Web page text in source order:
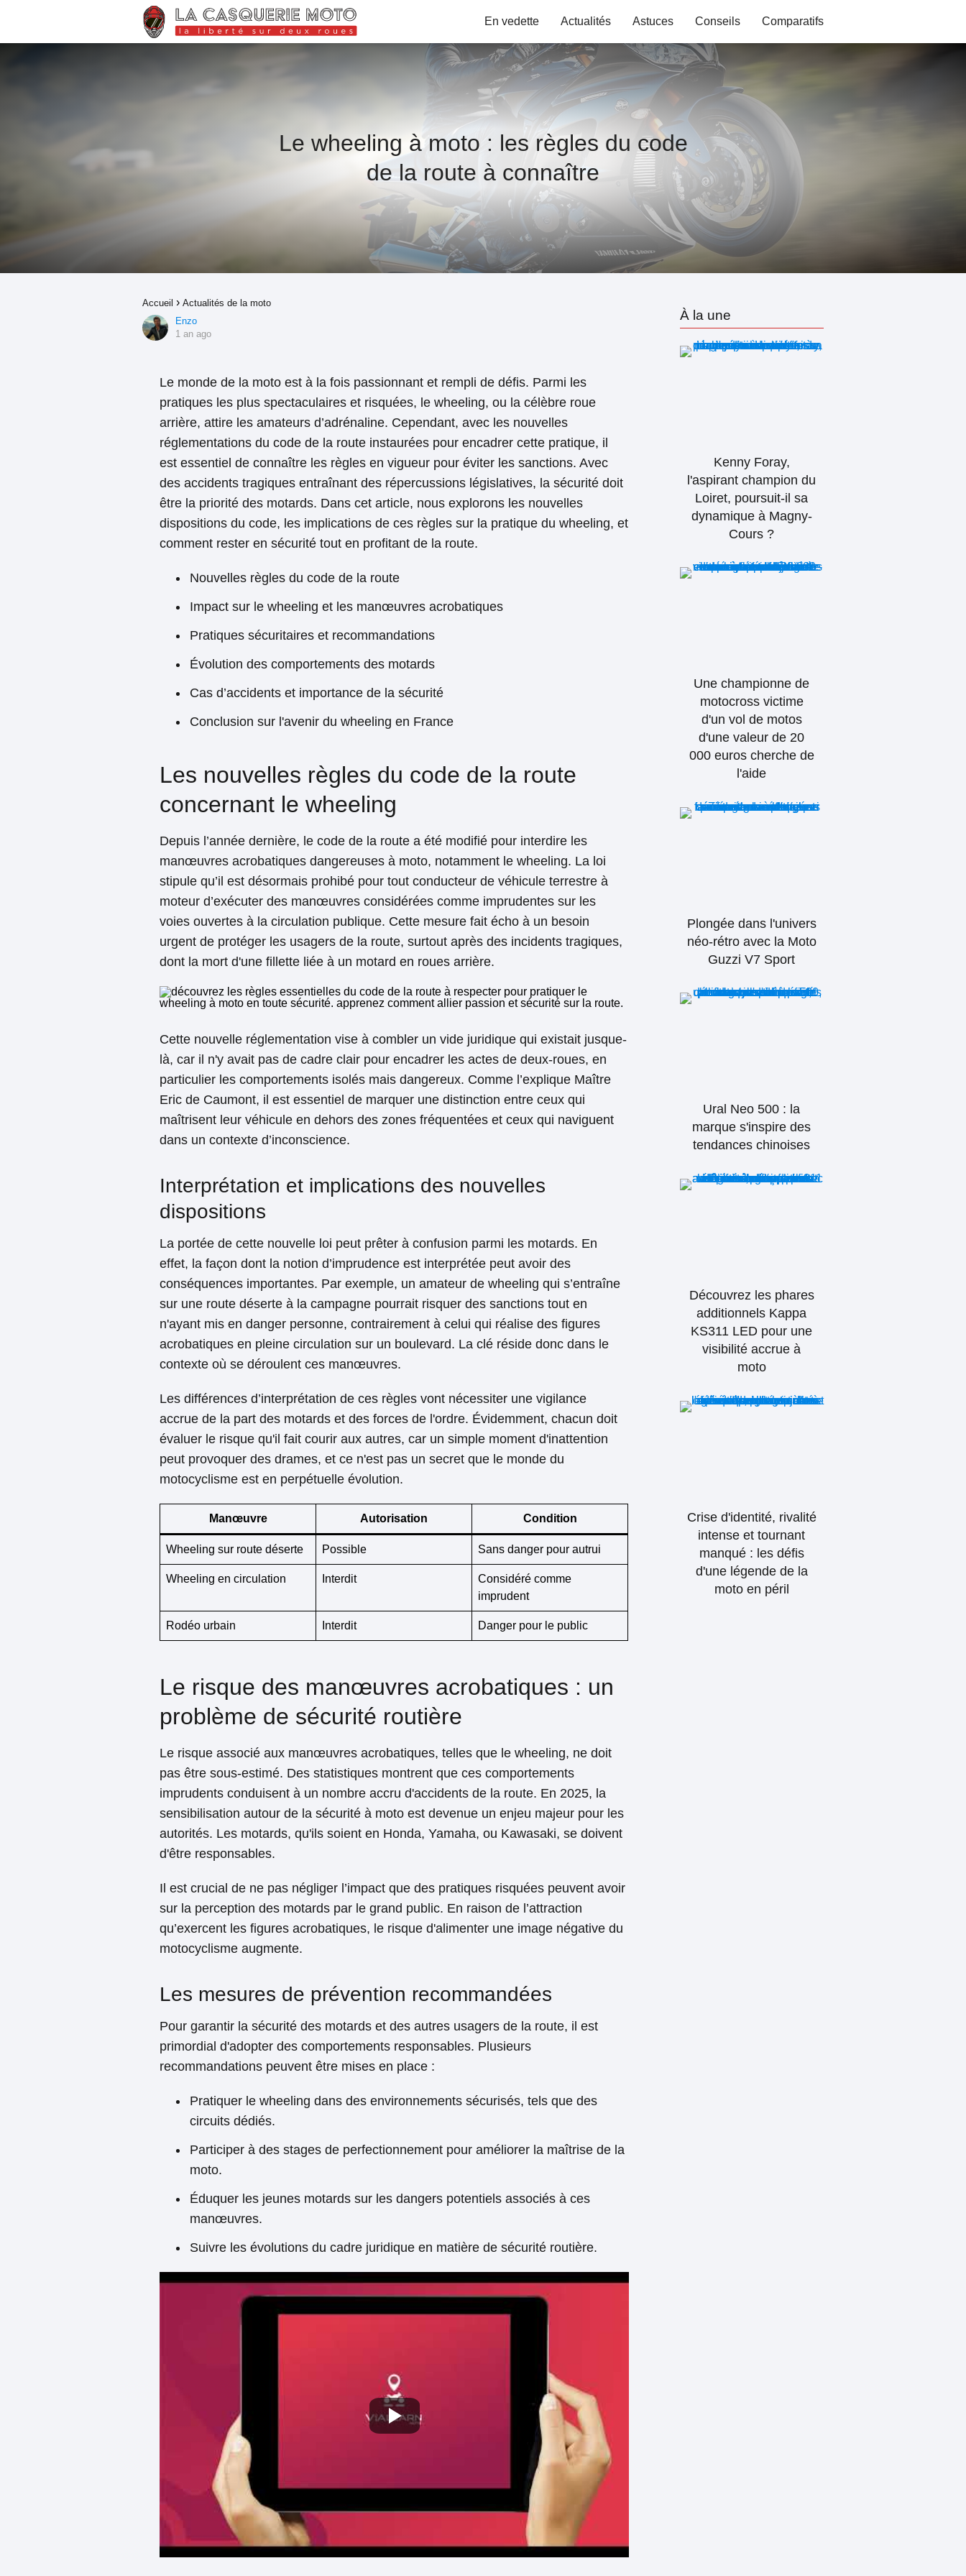
En vedette Actualités Astuces Conseils Comparatifs
Le wheeling à moto : les règles du code
de la route à connaître
Accueil
Actualités de la moto
Enzo
1 an ago
Le monde de la moto est à la fois passionnant et rempli de défis. Parmi les
pratiques les plus spectaculaires et risquées, le wheeling, ou la célèbre roue
arrière, attire les amateurs d’adrénaline. Cependant, avec les nouvelles
réglementations du code de la route instaurées pour encadrer cette pratique, il
est essentiel de connaître les règles en vigueur pour éviter les sanctions. Avec
des accidents tragiques entraînant des répercussions législatives, la sécurité doit
être la priorité des motards. Dans cet article, nous explorons les nouvelles
dispositions du code, les implications de ces règles sur la pratique du wheeling, et
comment rester en sécurité tout en profitant de la route.
Nouvelles règles du code de la route
Impact sur le wheeling et les manœuvres acrobatiques
Pratiques sécuritaires et recommandations
Évolution des comportements des motards
Cas d’accidents et importance de la sécurité
Conclusion sur l'avenir du wheeling en France
Les nouvelles règles du code de la route
concernant le wheeling
Depuis l’année dernière, le code de la route a été modifié pour interdire les
manœuvres acrobatiques dangereuses à moto, notamment le wheeling. La loi
stipule qu’il est désormais prohibé pour tout conducteur de véhicule terrestre à
moteur d’exécuter des manœuvres considérées comme imprudentes sur les
voies ouvertes à la circulation publique. Cette mesure fait écho à un besoin
urgent de protéger les usagers de la route, surtout après des incidents tragiques,
dont la mort d'une fillette liée à un motard en roues arrière.
Cette nouvelle réglementation vise à combler un vide juridique qui existait jusque-
là, car il n'y avait pas de cadre clair pour encadrer les actes de deux-roues, en
particulier les comportements isolés mais dangereux. Comme l’explique Maître
Eric de Caumont, il est essentiel de marquer une distinction entre ceux qui
maîtrisent leur véhicule en dehors des zones fréquentées et ceux qui naviguent
dans un contexte d’inconscience.
Interprétation et implications des nouvelles
dispositions
La portée de cette nouvelle loi peut prêter à confusion parmi les motards. En
effet, la façon dont la notion d’imprudence est interprétée peut avoir des
conséquences importantes. Par exemple, un amateur de wheeling qui s’entraîne
sur une route déserte à la campagne pourrait risquer des sanctions tout en
n'ayant mis en danger personne, contrairement à celui qui réalise des figures
acrobatiques en pleine circulation sur un boulevard. La clé réside donc dans le
contexte où se déroulent ces manœuvres.
Les différences d’interprétation de ces règles vont nécessiter une vigilance
accrue de la part des motards et des forces de l'ordre. Évidemment, chacun doit
évaluer le risque qu'il fait courir aux autres, car un simple moment d'inattention
peut provoquer des drames, et ce n'est pas un secret que le monde du
motocyclisme est en perpétuelle évolution.
Manœuvre Autorisation Condition
Wheeling sur route déserte Possible Sans danger pour autrui
Wheeling en circulation Interdit
Considéré comme
imprudent
Rodéo urbain Interdit Danger pour le public
Le risque des manœuvres acrobatiques : un
problème de sécurité routière
Le risque associé aux manœuvres acrobatiques, telles que le wheeling, ne doit
pas être sous-estimé. Des statistiques montrent que ces comportements
imprudents conduisent à un nombre accru d'accidents de la route. En 2025, la
sensibilisation autour de la sécurité à moto est devenue un enjeu majeur pour les
autorités. Les motards, qu'ils soient en Honda, Yamaha, ou Kawasaki, se doivent
d'être responsables.
Il est crucial de ne pas négliger l’impact que des pratiques risquées peuvent avoir
sur la perception des motards par le grand public. En raison de l’attraction
qu’exercent les figures acrobatiques, le risque d'alimenter une image négative du
motocyclisme augmente.
Les mesures de prévention recommandées
Pour garantir la sécurité des motards et des autres usagers de la route, il est
primordial d'adopter des comportements responsables. Plusieurs
recommandations peuvent être mises en place :
Pratiquer le wheeling dans des environnements sécurisés, tels que des
circuits dédiés.
Participer à des stages de perfectionnement pour améliorer la maîtrise de la
moto.
Éduquer les jeunes motards sur les dangers potentiels associés à ces
manœuvres.
Suivre les évolutions du cadre juridique en matière de sécurité routière.
À la une
Kenny Foray,
l'aspirant champion du
Loiret, poursuit-il sa
dynamique à Magny-
Cours ?
Une championne de
motocross victime
d'un vol de motos
d'une valeur de 20
000 euros cherche de
l'aide
Plongée dans l'univers
néo-rétro avec la Moto
Guzzi V7 Sport
Ural Neo 500 : la
marque s'inspire des
tendances chinoises
Découvrez les phares
additionnels Kappa
KS311 LED pour une
visibilité accrue à
moto
Crise d'identité, rivalité
intense et tournant
manqué : les défis
d'une légende de la
moto en péril